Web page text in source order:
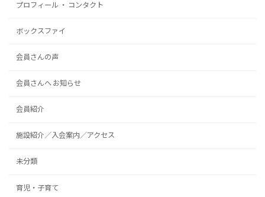
プロフィール ・ コンタクト
ボックスファイ
会員さんの声
会員さんへ お知らせ
会員紹介
施設紹介／入会案内／アクセス
未分類
育児・子育て